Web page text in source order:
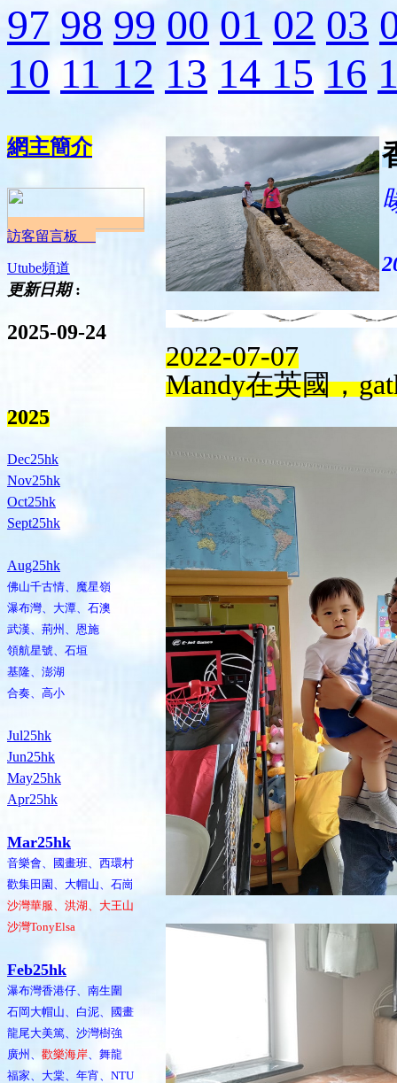
97 98 99 00 01 02 03
10 11 12 13 14 15 16
網主簡介
訪客留言板
Utube頻道
更新日期:
2025-09-24
2025
Dec25hk
Nov25hk
Oct25hk
Sept25hk
Aug25hk
佛山千古情、魔星嶺
瀑布灣、大潭、石澳
武漢、荊州、恩施
領航星號、石垣
基隆、澎湖
合奏、高小
Jul25hk
Jun25hk
May25hk
Apr25hk
Mar25hk
音樂會、國畫班、西環村
歡集田園、大帽山、石崗
沙灣華服、洪湖、大王山
沙灣TonyElsa
Feb25hk
瀑布灣香港仔、南生圍
石岡大帽山、白泥、國畫
龍尾大美篤、沙灣樹強
廣州、 歡樂海岸、舞龍
福家、大棠、年宵、NTU
2022-07-07
Mandy在英國，